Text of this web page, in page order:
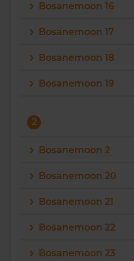
Bosanemoon 16
Bosanemoon 17
Bosanemoon 18
Bosanemoon 19
2
Bosanemoon 2
Bosanemoon 20
Bosanemoon 21
Bosanemoon 22
Bosanemoon 23